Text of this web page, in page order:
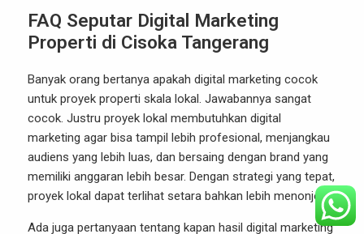
FAQ Seputar Digital Marketing
Properti di Cisoka Tangerang
Banyak orang bertanya apakah digital marketing cocok
untuk proyek properti skala lokal. Jawabannya sangat
cocok. Justru proyek lokal membutuhkan digital
marketing agar bisa tampil lebih profesional, menjangkau
audiens yang lebih luas, dan bersaing dengan brand yang
memiliki anggaran lebih besar. Dengan strategi yang tepat,
proyek lokal dapat terlihat setara bahkan lebih menonjol.
Ada juga pertanyaan tentang kapan hasil digital marketing